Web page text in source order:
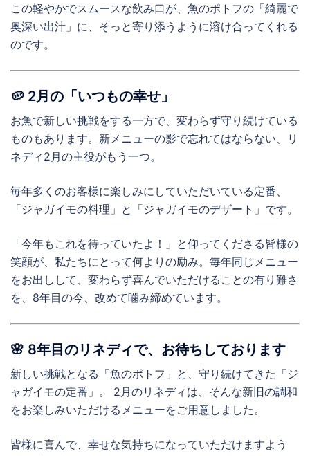
この軽やかでスムースな飲み口が、魚のポトフの「綺麗で
奥深い出汁」に、そっと寄り添うように溶け合ってくれる
のです。
🥔 2月の「いつもの幸せ」
お魚で新しい挑戦をする一方で、変わらず守り続けている
ものもあります。新メニューの影で忘れてはならない、リ
ネディ2月の主役がもう一つ。
毎年多くのお客様に楽しみにしていただいている定番、
「ジャガイモの料理」と「ジャガイモのデザート」です。
「今年もこれを待っていたよ！」と仰ってくださる皆様の
笑顔が、私たちにとって何よりの励み。毎年同じメニュー
をお出しして、変わらず喜んでいただけることの有り難さ
を、8年目の今、改めて噛み締めています。
🌸 8年目のリネディで、お待ちしております
新しい挑戦となる「魚のポトフ」と、守り続けてきた「ジ
ャガイモの定番」。 2月のリネディは、そんな新旧の調和
をお楽しみいただけるメニューをご用意しました。
皆様に喜んで、幸せな気持ちになっていただけますよう